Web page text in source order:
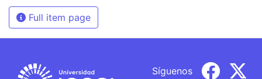
Full item page
Síguenos